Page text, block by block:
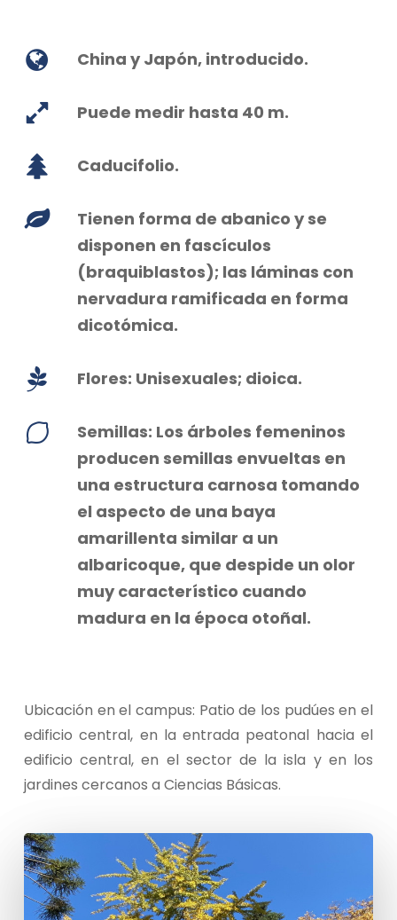
China y Japón, introducido.
Puede medir hasta 40 m.
Caducifolio.
Tienen forma de abanico y se
disponen en fascículos
(braquiblastos); las láminas con
nervadura ramificada en forma
dicotómica.
Flores: Unisexuales; dioica.
Semillas: Los árboles femeninos
producen semillas envueltas en
una estructura carnosa tomando
el aspecto de una baya
amarillenta similar a un
albaricoque, que despide un olor
muy característico cuando
madura en la época otoñal.
Ubicación en el campus: Patio de los pudúes en el
edificio central, en la entrada peatonal hacia el
edificio central, en el sector de la isla y en los
jardines cercanos a Ciencias Básicas.